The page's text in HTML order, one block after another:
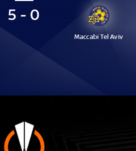
5 - 0
Maccabi Tel Aviv